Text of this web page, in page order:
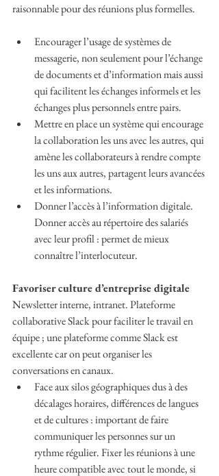
raisonnable pour des réunions plus formelles.
Encourager l’usage de systèmes de
messagerie, non seulement pour l’échange
de documents et d’information mais aussi
qui facilitent les échanges informels et les
échanges plus personnels entre pairs.
Mettre en place un système qui encourage
la collaboration les uns avec les autres, qui
amène les collaborateurs à rendre compte
les uns aux autres, partagent leurs avancées
et les informations.
Donner l’accès à l’information digitale.
Donner accès au répertoire des salariés
avec leur profil : permet de mieux
connaître l’interlocuteur.
Favoriser culture d’entreprise digitale
Newsletter interne, intranet. Plateforme
collaborative Slack pour faciliter le travail en
équipe ; une plateforme comme Slack est
excellente car on peut organiser les
conversations en canaux.
Face aux silos géographiques dus à des
décalages horaires, différences de langues
et de cultures : important de faire
communiquer les personnes sur un
rythme régulier. Fixer les réunions à une
heure compatible avec tout le monde, si